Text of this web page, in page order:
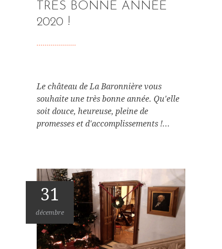
TRÈS BONNE ANNÉE
2020 !
Le château de La Baronnière vous
souhaite une très bonne année. Qu'elle
soit douce, heureuse, pleine de
promesses et d'accomplissements !...
31
décembre